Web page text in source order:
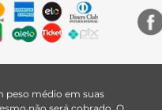
peso médio em suas